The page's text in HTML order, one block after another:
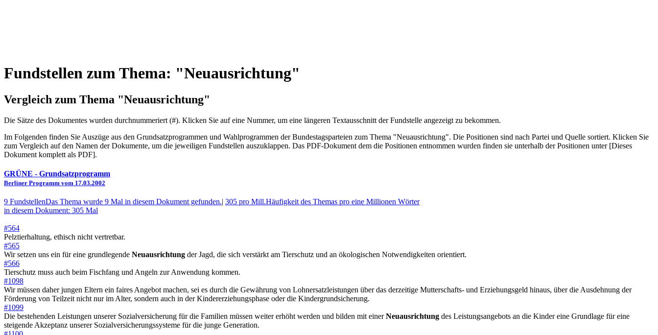
Fundstellen zum Thema: "Neuausrichtung"
Vergleich zum Thema "Neuausrichtung"
Die Sätze des Dokum­entes wurden durch­nummeriert (#). Klicken Sie auf eine Nummer, um eine längeren Textausschnitt der Fundstelle angezeigt zu bekommen.
Im Folgenden finden Sie Auszüge aus den Grundsatz­program­men und Wahl­program­men der Bundes­tags­parteien zum Thema "Neuausrichtung". Die Posi­tionen sind nach Partei und Quelle sortiert. Klicken Sie
zum Vergleich auf den Namen der Dokumente, um die jeweiligen Fundstellen aus­zu­klappen. Das PDF-Dokument dem die Posi­tionen entnommen wurden finden sie unterhalb der Positionen unter [Dieses
Dokument komplett als PDF].
GRÜNE - Grundsatzprogramm
Berliner Programm vom 17.03.2002
9 FundstellenDas Thema wurde 9 Mal in diesem Dokument gefunden.| 305 pro Mill.Häufigkeit des Themas pro eine Millionen Wörter
in diesem Dokument: 305 Mal
#564
Pelztierhaltung, ethisch nicht vertretbar.
#565
Wir setzen uns ein für eine grundlegende Neuausrichtung der Jagd, die sich verstärkt am Tierschutz und an ökologischen Notwendigkeiten orientiert.
#566
Tierschutz muss auch beim Fischfang und Angeln zur Anwendung kommen.
#1098
Wir müssen daher jungen Eltern ein faires Angebot machen, sei es durch die Gewährung von Lohnersatzleistungen über das derzeitige Mutterschafts- und Erziehungsgeld hinaus, über die Ausdehnung der
Förderung von Teilzeit nicht nur im Alter, sondern auch in der Kindererziehungsphase oder die Kindergrundsicherung.
#1099
Die bestehenden Leistungen unserer Sozialversicherung für die Familien müssen weiter erhöht werden und bilden mit einerNeuausrichtung des Leistungsangebots an die Kinder eine Grundlage für eine
steigende Akzeptanz unserer Sozialversicherungssysteme für die junge Generation.